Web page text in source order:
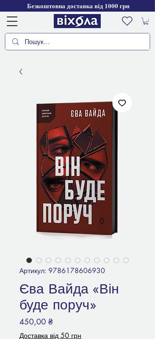
Безкоштовна доставка від 1000 грн
Артикул: 9786178606930
Єва Вайда «Він
буде поруч»
450,00 ₴Ціна
Доставка від 50 грн